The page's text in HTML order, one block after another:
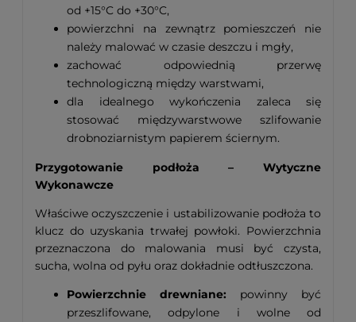
od +15°C do +30°C,
powierzchni na zewnątrz pomieszczeń nie
należy malować w czasie deszczu i mgły,
zachować odpowiednią przerwę
technologiczną między warstwami,
dla idealnego wykończenia zaleca się
stosować międzywarstwowe szlifowanie
drobnoziarnistym papierem ściernym.
Przygotowanie podłoża – Wytyczne
Wykonawcze
Właściwe oczyszczenie i ustabilizowanie podłoża to
klucz do uzyskania trwałej powłoki. Powierzchnia
przeznaczona do malowania musi być czysta,
sucha, wolna od pyłu oraz dokładnie odtłuszczona.
Powierzchnie drewniane: powinny być
przeszlifowane, odpylone i wolne od